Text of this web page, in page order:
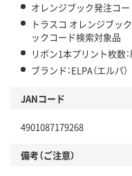
オレンジブック発注コー
トラスコ オレンジブッ
ックコード検索対象品
リボン1本プリント枚数
ブランド：ELPA（エルパ）
JANコード
4901087179268
備考（ご注意）